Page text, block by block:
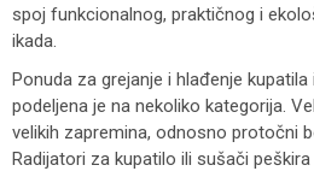
spoj funkcionalnog, praktičnog i
ikada.
Ponuda za grejanje i hlađenje
podeljena je na nekoliko kategorija.
velikih zapremina, odnosno protočni
Radijatori za kupatilo ili sušači